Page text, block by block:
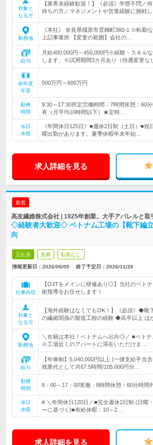
対象と
なる方
【業界未経験歓迎！】《必須》学歴不問／
持ちの方／マネジメントや営業経験に挑戦
勤務地
《本社》 奈良県橿原市雲梯町360-1 ※転勤な
上記事業所 【変更の範囲】会社の…
給与
月給400,000円～450,000円※経験・スキル
します。※試用期間3カ月あり（待遇変更な
初年度
年収
500万円～600万円
勤務
時間
9:30～17:30所定労働時間：7時間休憩：60分
有（月平均10時間以下）★定時…
休日
休暇
《年間休日125日》■週休2日制（土日）■
曜出勤があります。夏季休暇年末年始…
求人詳細を見る
新着
高友繊維株式会社 | 1925年創業。大手アパレルと取
◇経験者大歓迎◇ ベトナム工場の【靴下編
向
正社員 急募 転勤なし
情報更新日：2026/06/05 終了予定日： 2026/11/26
仕事内容
【OJTをメインに研修あり◎】当社のベト
術指導をお任せします！
対象と
なる方
【海外経験はなくてもOK！】《必須》◆靴
の繊維関係の製造工程の経験 ◆高卒以上 ほ
勤務地
＼在籍は本社！ベトナムへ出向◎／ ■ベト
※工場近くのアパートに滞在いただけま…
給与
【年俸制】5,040,000円以上 (一律支給手当
残業代として月67.5時間/105,000円分…
勤務
時間
8：00～17：00実働：8時間休憩：60分時間
休日
休暇
# ＼年間休日120日／■完全週休2日制 (日曜
ーに基づく)■有給休暇：10～2…
求人詳細を見る